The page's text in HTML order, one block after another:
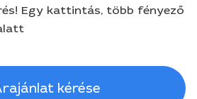
Egy kattintás, több fényező
kérése